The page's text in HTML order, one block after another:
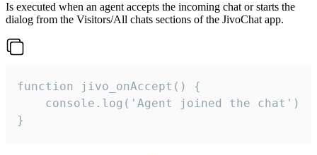
Is executed when an agent accepts the incoming chat or starts the
dialog from the Visitors/All chats sections of the JivoChat app.
function jivo_onAccept() {
}